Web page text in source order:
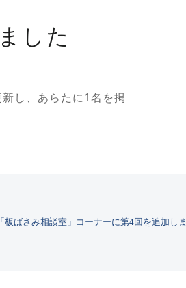
した
し、あらたに1名を掲
板ばさみ相談室」コーナーに第4回を追加しま